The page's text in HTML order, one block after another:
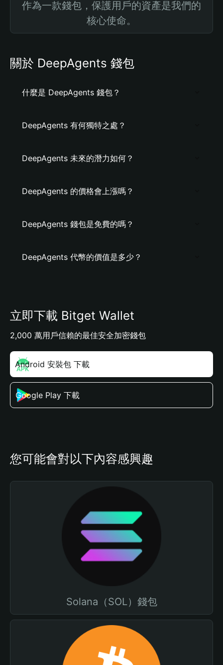
作為一款錢包，保護用戶的資產是我們的
核心使命。
關於 DeepAgents 錢包
什麼是 DeepAgents 錢包？
DeepAgents 有何獨特之處？
DeepAgents 未來的潛力如何？
DeepAgents 的價格會上漲嗎？
DeepAgents 錢包是免費的嗎？
DeepAgents 代幣的價值是多少？
立即下載 Bitget Wallet
2,000 萬用戶信賴的最佳安全加密錢包
Android 安裝包 下載
Google Play 下載
您可能會對以下內容感興趣
Solana（SOL）錢包